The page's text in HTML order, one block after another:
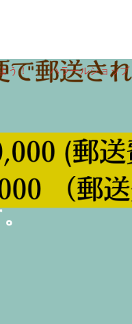
う！ ハラールショップ